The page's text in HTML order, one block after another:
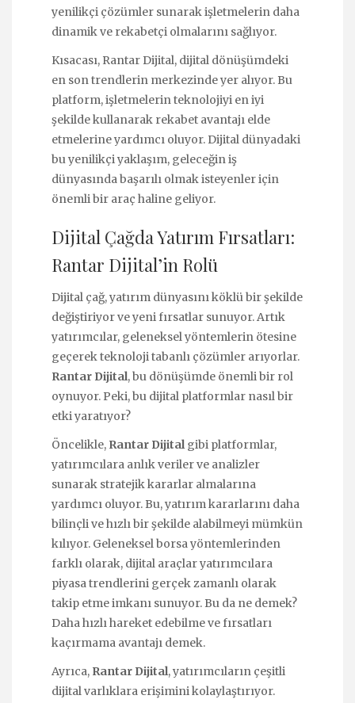
yenilikçi çözümler sunarak işletmelerin daha
dinamik ve rekabetçi olmalarını sağlıyor.
Kısacası, Rantar Dijital, dijital dönüşümdeki
en son trendlerin merkezinde yer alıyor. Bu
platform, işletmelerin teknolojiyi en iyi
şekilde kullanarak rekabet avantajı elde
etmelerine yardımcı oluyor. Dijital dünyadaki
bu yenilikçi yaklaşım, geleceğin iş
dünyasında başarılı olmak isteyenler için
önemli bir araç haline geliyor.
Dijital Çağda Yatırım Fırsatları:
Rantar Dijital’in Rolü
Dijital çağ, yatırım dünyasını köklü bir şekilde
değiştiriyor ve yeni fırsatlar sunuyor. Artık
yatırımcılar, geleneksel yöntemlerin ötesine
geçerek teknoloji tabanlı çözümler arıyorlar.
Rantar Dijital, bu dönüşümde önemli bir rol
oynuyor. Peki, bu dijital platformlar nasıl bir
etki yaratıyor?
Öncelikle, Rantar Dijital gibi platformlar,
yatırımcılara anlık veriler ve analizler
sunarak stratejik kararlar almalarına
yardımcı oluyor. Bu, yatırım kararlarını daha
bilinçli ve hızlı bir şekilde alabilmeyi mümkün
kılıyor. Geleneksel borsa yöntemlerinden
farklı olarak, dijital araçlar yatırımcılara
piyasa trendlerini gerçek zamanlı olarak
takip etme imkanı sunuyor. Bu da ne demek?
Daha hızlı hareket edebilme ve fırsatları
kaçırmama avantajı demek.
Ayrıca, Rantar Dijital, yatırımcıların çeşitli
dijital varlıklara erişimini kolaylaştırıyor.